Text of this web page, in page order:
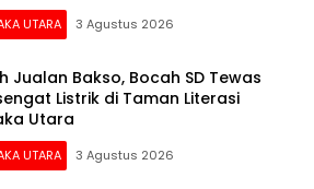
UTARA 3 Agustus 2026
Jualan Bakso, Bocah SD Tewas
Listrik di Taman Literasi
Utara
UTARA 3 Agustus 2026